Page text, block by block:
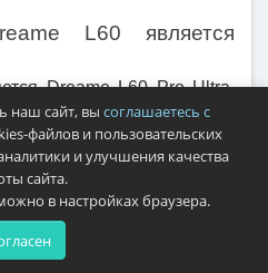
L60 является
Dreame L60 Pro Ultra.
8,8 см, подъемный лидар
000 Па и расширенное
от обычного
наш сайт, вы соглашаетесь с
файлов и пользовательских
и улучшения качества
сайта.
в настройках браузера.